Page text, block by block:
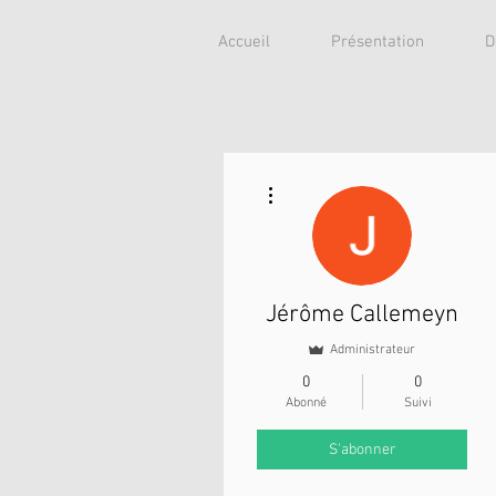
Accueil Présentation
Jérôme Callemeyn
Administrateur
0
Abonné
0
Suivi
S'abonner